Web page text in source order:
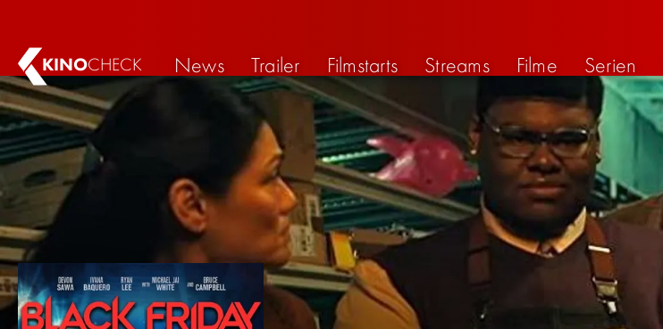
KINOCHECK News Trailer Filmstarts Streams Filme Serien